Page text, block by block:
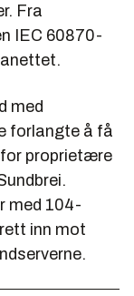
Fra
IEC 60870-
med
forlangte å få
proprietære
med 104-
inn mot